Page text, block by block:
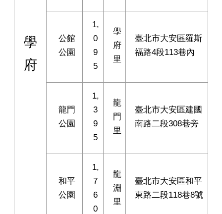
學
府
公館
公園
1,
0
9
5
學
府
里
臺北市大安區羅斯
福路4段113巷內
龍門
公園
1,
3
9
5
龍
門
里
臺北市大安區建國
南路二段308巷旁
和平
公園
1,
7
6
0
龍
淵
里
臺北市大安區和平
東路二段118巷8號